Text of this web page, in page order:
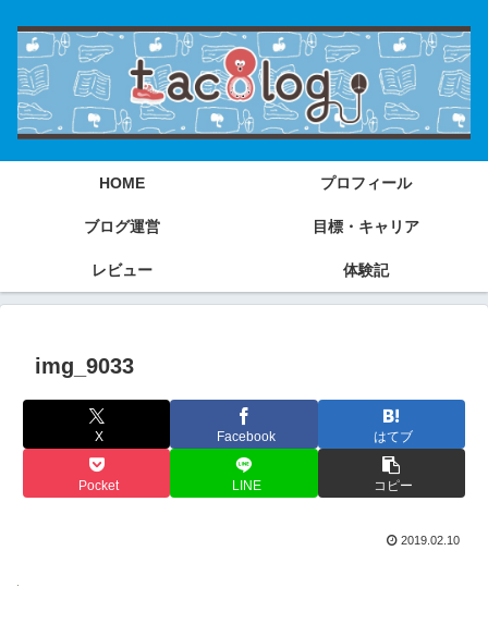
HOME プロフィール
ブログ運営 目標・キャリア
レビュー 体験記
img_9033
X Facebook はてブ
Pocket LINE コピー
2019.02.10